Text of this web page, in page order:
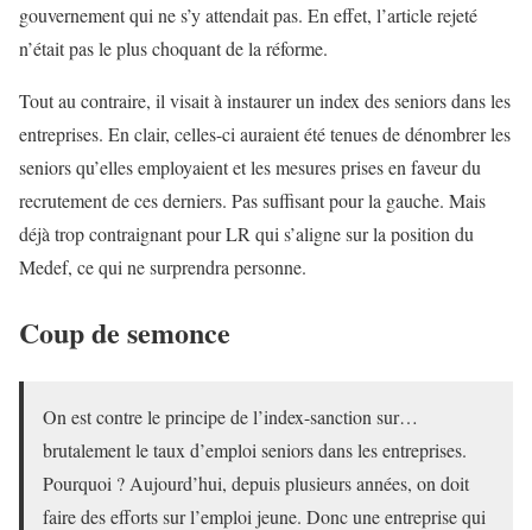
gouvernement qui ne s’y attendait pas. En effet, l’article rejeté
n’était pas le plus choquant de la réforme.
Tout au contraire, il visait à instaurer un index des seniors dans les
entreprises. En clair, celles-ci auraient été tenues de dénombrer les
seniors qu’elles employaient et les mesures prises en faveur du
recrutement de ces derniers. Pas suffisant pour la gauche. Mais
déjà trop contraignant pour LR qui s’aligne sur la position du
Medef, ce qui ne surprendra personne.
Coup de semonce
On est contre le principe de l’index-sanction sur…
brutalement le taux d’emploi seniors dans les entreprises.
Pourquoi ? Aujourd’hui, depuis plusieurs années, on doit
faire des efforts sur l’emploi jeune. Donc une entreprise qui